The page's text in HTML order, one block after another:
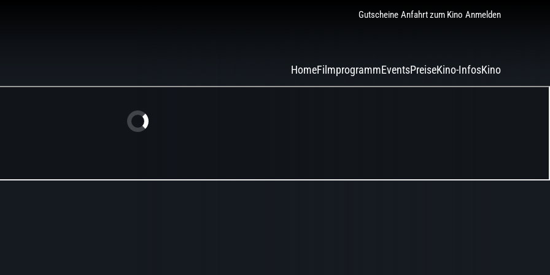
Gutscheine Anfahrt zum Kino Anmelden
HomeFilmprogrammEventsPreiseKino-InfosKino